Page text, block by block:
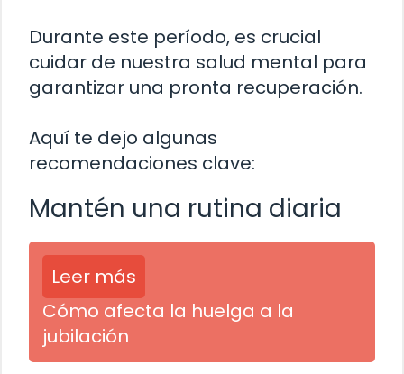
Durante este período, es crucial
cuidar de nuestra salud mental para
garantizar una pronta recuperación.
Aquí te dejo algunas
recomendaciones clave:
Mantén una rutina diaria
Leer más
Cómo afecta la huelga a la
jubilación